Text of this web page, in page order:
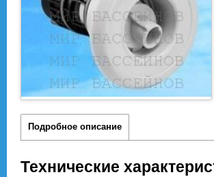
Подробное описание
Технические